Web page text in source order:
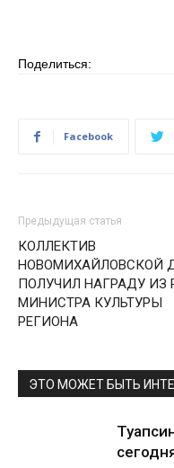
Поделиться:
Facebook
Предыдущая статья
КОЛЛЕКТИВ
НОВОМИХАЙЛОВСКОЙ
ПОЛУЧИЛ НАГРАДУ ИЗ
МИНИСТРА КУЛЬТУРЫ
РЕГИОНА
ЭТО МОЖЕТ БЫТЬ